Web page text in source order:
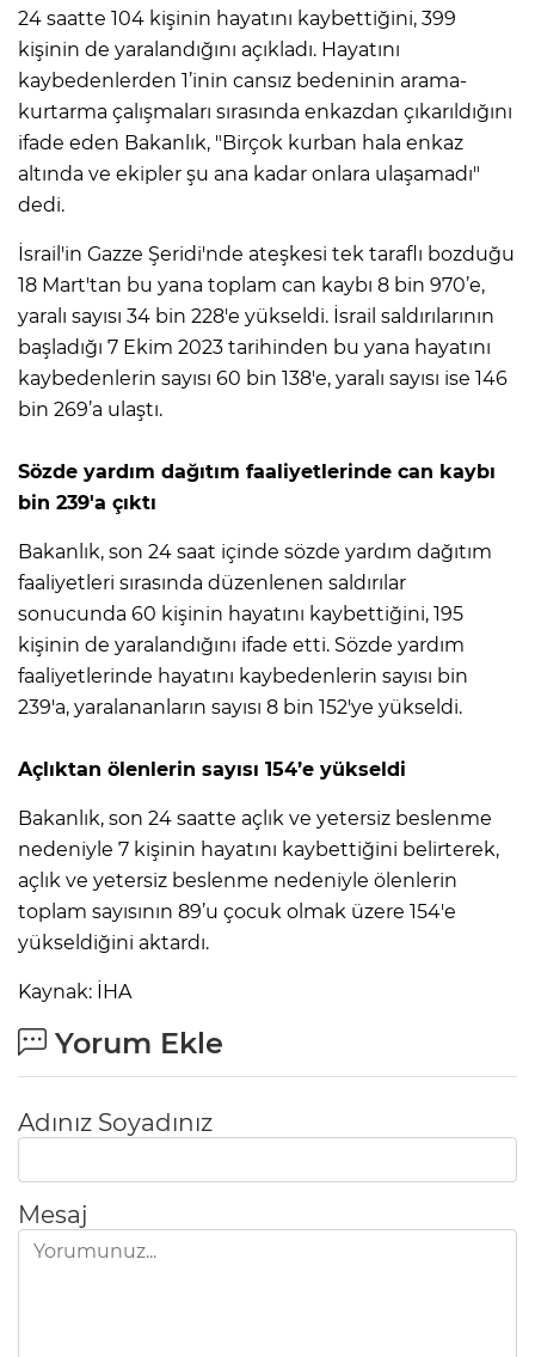
24 saatte 104 kişinin hayatını kaybettiğini, 399
kişinin de yaralandığını açıkladı. Hayatını
kaybedenlerden 1’inin cansız bedeninin arama-
kurtarma çalışmaları sırasında enkazdan çıkarıldığını
ifade eden Bakanlık, "Birçok kurban hala enkaz
altında ve ekipler şu ana kadar onlara ulaşamadı"
dedi.
İsrail'in Gazze Şeridi'nde ateşkesi tek taraflı bozduğu
18 Mart'tan bu yana toplam can kaybı 8 bin 970’e,
yaralı sayısı 34 bin 228'e yükseldi. İsrail saldırılarının
başladığı 7 Ekim 2023 tarihinden bu yana hayatını
kaybedenlerin sayısı 60 bin 138'e, yaralı sayısı ise 146
bin 269’a ulaştı.
Sözde yardım dağıtım faaliyetlerinde can kaybı
bin 239'a çıktı
Bakanlık, son 24 saat içinde sözde yardım dağıtım
faaliyetleri sırasında düzenlenen saldırılar
sonucunda 60 kişinin hayatını kaybettiğini, 195
kişinin de yaralandığını ifade etti. Sözde yardım
faaliyetlerinde hayatını kaybedenlerin sayısı bin
239'a, yaralananların sayısı 8 bin 152'ye yükseldi.
Açlıktan ölenlerin sayısı 154’e yükseldi
Bakanlık, son 24 saatte açlık ve yetersiz beslenme
nedeniyle 7 kişinin hayatını kaybettiğini belirterek,
açlık ve yetersiz beslenme nedeniyle ölenlerin
toplam sayısının 89’u çocuk olmak üzere 154'e
yükseldiğini aktardı.
Kaynak: İHA
Yorum Ekle
Adınız Soyadınız
Mesaj